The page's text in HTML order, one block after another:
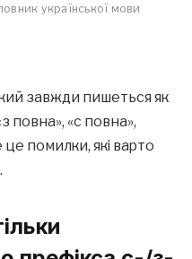
української мови
завжди пишеться як
повна», «с повна»,
помилки, які варто